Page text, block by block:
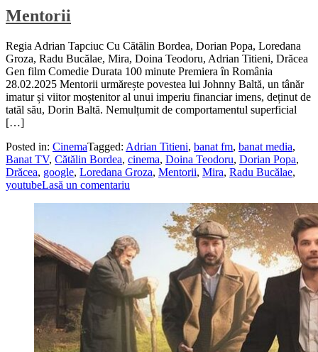
Mentorii
Regia Adrian Tapciuc Cu Cătălin Bordea, Dorian Popa, Loredana
Groza, Radu Bucălae, Mira, Doina Teodoru, Adrian Titieni, Drăcea
Gen film Comedie Durata 100 minute Premiera în România
28.02.2025 Mentorii urmărește povestea lui Johnny Baltă, un tânăr
imatur și viitor moștenitor al unui imperiu financiar imens, deținut de
tatăl său, Dorin Baltă. Nemulțumit de comportamentul superficial
[…]
Posted in: CinemaTagged: Adrian Titieni, banat fm, banat media,
Banat TV, Cătălin Bordea, cinema, Doina Teodoru, Dorian Popa,
Drăcea, google, Loredana Groza, Mentorii, Mira, Radu Bucălae,
youtubeLasă un comentariu